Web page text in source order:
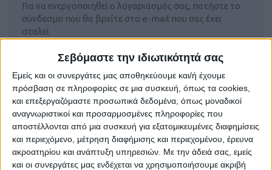
Σεβόμαστε την ιδιωτικότητά σας
Εμείς και οι συνεργάτες μας αποθηκεύουμε και/ή έχουμε
πρόσβαση σε πληροφορίες σε μια συσκευή, όπως τα cookies,
και επεξεργαζόμαστε προσωπικά δεδομένα, όπως μοναδικοί
αναγνωριστικοί και προσαρμοσμένες πληροφορίες που
αποστέλλονται από μια συσκευή για εξατομικευμένες διαφημίσεις
και περιεχόμενο, μέτρηση διαφήμισης και περιεχομένου, έρευνα
ακροατηρίου και ανάπτυξη υπηρεσιών. Με την άδειά σας, εμείς
και οι συνεργάτες μας ενδέχεται να χρησιμοποιήσουμε ακριβή
Για να ενεργοποιηθεί ο λογαριασμός σας, πατήστε το
σύνδεσμο που θα βρείτε στο e-mail που σας έχει
σταλεί
Δεν μπορώ να κάνω σύνδεση στο
λογαριασμό μου, βγαίνει μήνυμα « Το email
που δώσατε δεν βρέθηκε ή ο κωδικός
πρόσβασης δεν ήταν σωστός ή ο
λογαριασμός σας είναι απενεργοποιημένος».
Τι πρέπει να κάνω;